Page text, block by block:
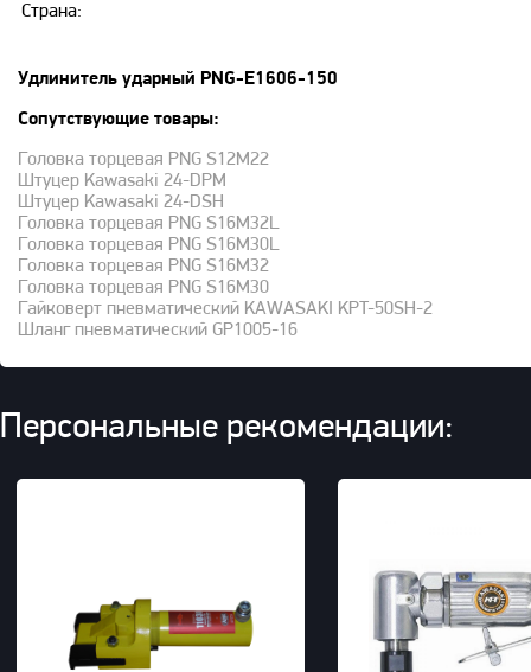
Страна:
Удлинитель ударный PNG-E1606-150
Сопутствующие товары:
Головка торцевая PNG S12M22
Штуцер Kawasaki 24-DPM
Штуцер Kawasaki 24-DSH
Головка торцевая PNG S16M32L
Головка торцевая PNG S16M30L
Головка торцевая PNG S16M32
Головка торцевая PNG S16M30
Гайковерт пневматический KAWASAKI KPT-50SH-2
Шланг пневматический GP1005-16
Персональные рекомендации: